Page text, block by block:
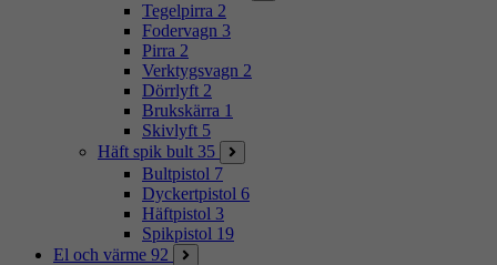
Tegelpirra 2
Fodervagn 3
Pirra 2
Verktygsvagn 2
Dörrlyft 2
Brukskärra 1
Skivlyft 5
Häft spik bult 35
Bultpistol 7
Dyckertpistol 6
Häftpistol 3
Spikpistol 19
El och värme 92